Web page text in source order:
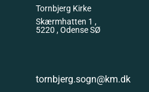
Tornbjerg Kirke
Skærmhatten 1 ,
5220 , Odense SØ
tornbjerg.sogn@km.dk